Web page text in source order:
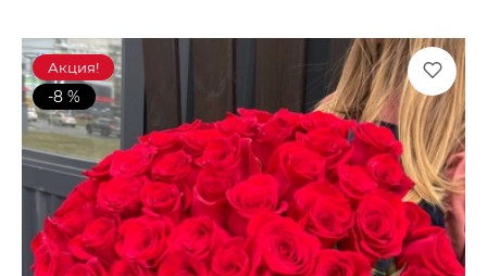
Акция!
-8 %